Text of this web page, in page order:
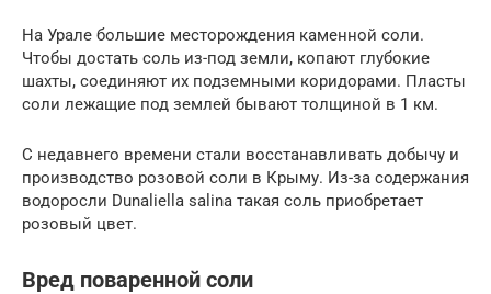
На Урале большие месторождения каменной соли.
Чтобы достать соль из-под земли, копают глубокие
шахты, соединяют их подземными коридорами. Пласты
соли лежащие под землей бывают толщиной в 1 км.
С недавнего времени стали восстанавливать добычу и
производство розовой соли в Крыму. Из-за содержания
водоросли Dunaliella salina такая соль приобретает
розовый цвет.
Вред поваренной соли